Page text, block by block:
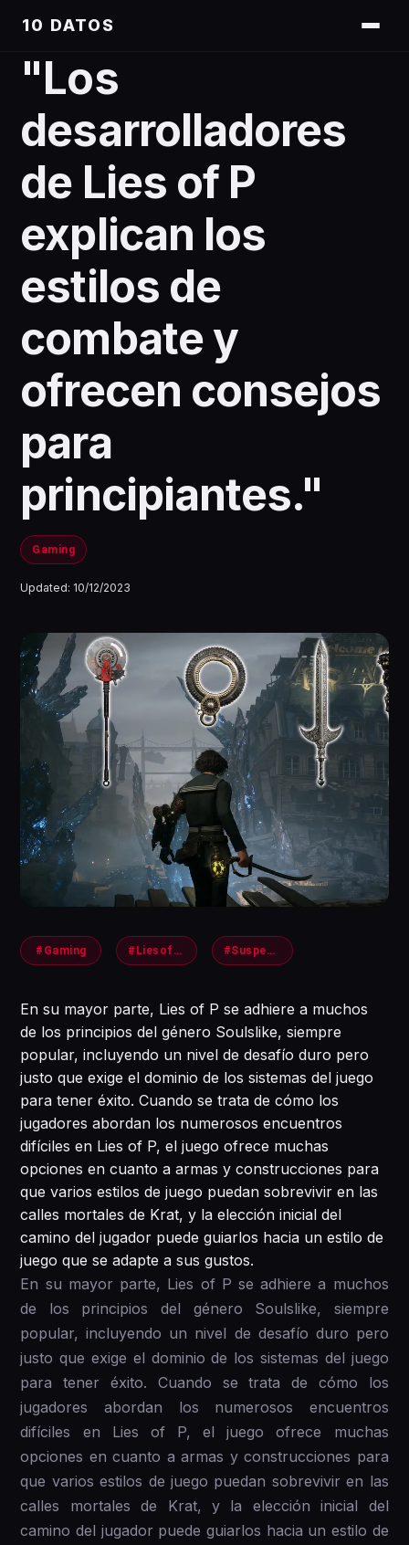
10 DATOS
"Los
desarrolladores
de Lies of P
explican los
estilos de
combate y
ofrecen consejos
para
principiantes."
Gaming
Updated: 10/12/2023
#Gaming #LiesofPs #Suspensos
En su mayor parte, Lies of P se adhiere a muchos
de los principios del género Soulslike, siempre
popular, incluyendo un nivel de desafío duro pero
justo que exige el dominio de los sistemas del juego
para tener éxito. Cuando se trata de cómo los
jugadores abordan los numerosos encuentros
difíciles en Lies of P, el juego ofrece muchas
opciones en cuanto a armas y construcciones para
que varios estilos de juego puedan sobrevivir en las
calles mortales de Krat, y la elección inicial del
camino del jugador puede guiarlos hacia un estilo de
juego que se adapte a sus gustos.
En su mayor parte, Lies of P se adhiere a muchos
de los principios del género Soulslike, siempre
popular, incluyendo un nivel de desafío duro pero
justo que exige el dominio de los sistemas del juego
para tener éxito. Cuando se trata de cómo los
jugadores abordan los numerosos encuentros
difíciles en Lies of P, el juego ofrece muchas
opciones en cuanto a armas y construcciones para
que varios estilos de juego puedan sobrevivir en las
calles mortales de Krat, y la elección inicial del
camino del jugador puede guiarlos hacia un estilo de